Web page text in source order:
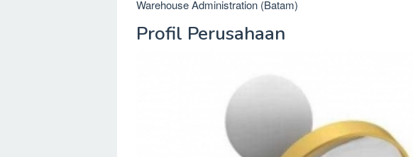
Warehouse Administration (Batam)
Profil Perusahaan